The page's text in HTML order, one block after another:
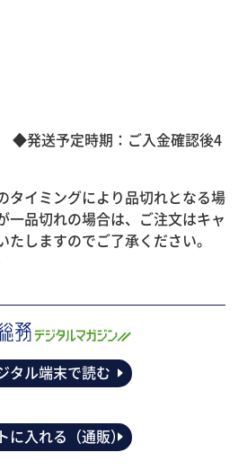
送予定時期：ご入金確認後4
イミングにより品切れとなる場
一品切れの場合は、ご注文はキャ
たしますのでご了承ください。
タル端末で読む
に入れる（通販）